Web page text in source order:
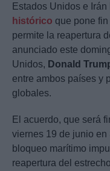
Estados Unidos e
histórico que pone
permite la reapertura
anunciado este
Unidos, Donald
entre ambos países y
globales.
El acuerdo, que será
viernes 19 de junio en
bloqueo marítimo
reapertura del